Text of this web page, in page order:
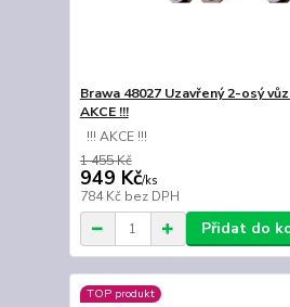
Brawa 48027 Uzavřený 2-osý vůz
AKCE !!!
!!! AKCE !!!
1 455 Kč
949 Kč/ks
784 Kč bez DPH
Přidat do
TOP produkt